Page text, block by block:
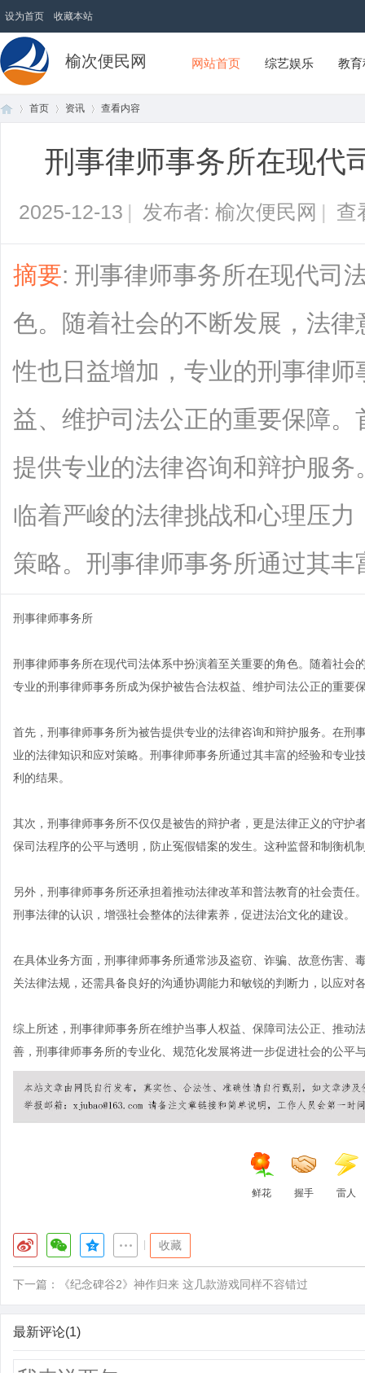
设为首页 收藏本站
榆次便民网 网站首页 综艺娱乐 教
首页 资讯
›
查看内容
刑事律师事务所在现代
2025-12-13 | 发布者: 榆次便民网 | 查
摘要: 刑事律师事务所在现代司
色。随着社会的不断发展，法
性也日益增加，专业的刑事律
益、维护司法公正的重要保障
提供专业的法律咨询和辩护服
临着严峻的法律挑战和心理压
策略。刑事律师事务所通过其
刑事律师事务所
刑事律师事务所在现代司法体系中扮演着至关重要的角色。随着社会
专业的刑事律师事务所成为保护被告合法权益、维护司法公正的重要
首先，刑事律师事务所为被告提供专业的法律咨询和辩护服务。在刑
业的法律知识和应对策略。刑事律师事务所通过其丰富的经验和专
利的结果。
其次，刑事律师事务所不仅仅是被告的辩护者，更是法律正义的守护
保司法程序的公平与透明，防止冤假错案的发生。这种监督和制衡机
另外，刑事律师事务所还承担着推动法律改革和普法教育的社会责
刑事法律的认识，增强社会整体的法律素养，促进法治文化的建设。
在具体业务方面，刑事律师事务所通常涉及盗窃、诈骗、故意伤害、
关法律法规，还需具备良好的沟通协调能力和敏锐的判断力，以应对
综上所述，刑事律师事务所在维护当事人权益、保障司法公正、推动
善，刑事律师事务所的专业化、规范化发展将进一步促进社会的公平
鲜花 握手 雷人
收藏
下一篇： 《纪念碑谷2》神作归来 这几款游戏同样不容错过
最新评论(1)